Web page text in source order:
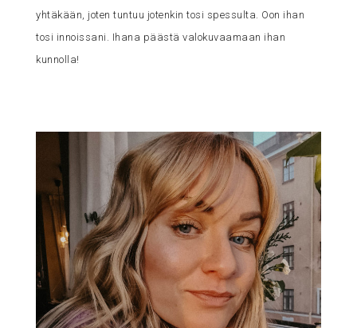
yhtäkään, joten tuntuu jotenkin tosi spessulta. Oon ihan
tosi innoissani. Ihana päästä valokuvaamaan ihan
kunnolla!